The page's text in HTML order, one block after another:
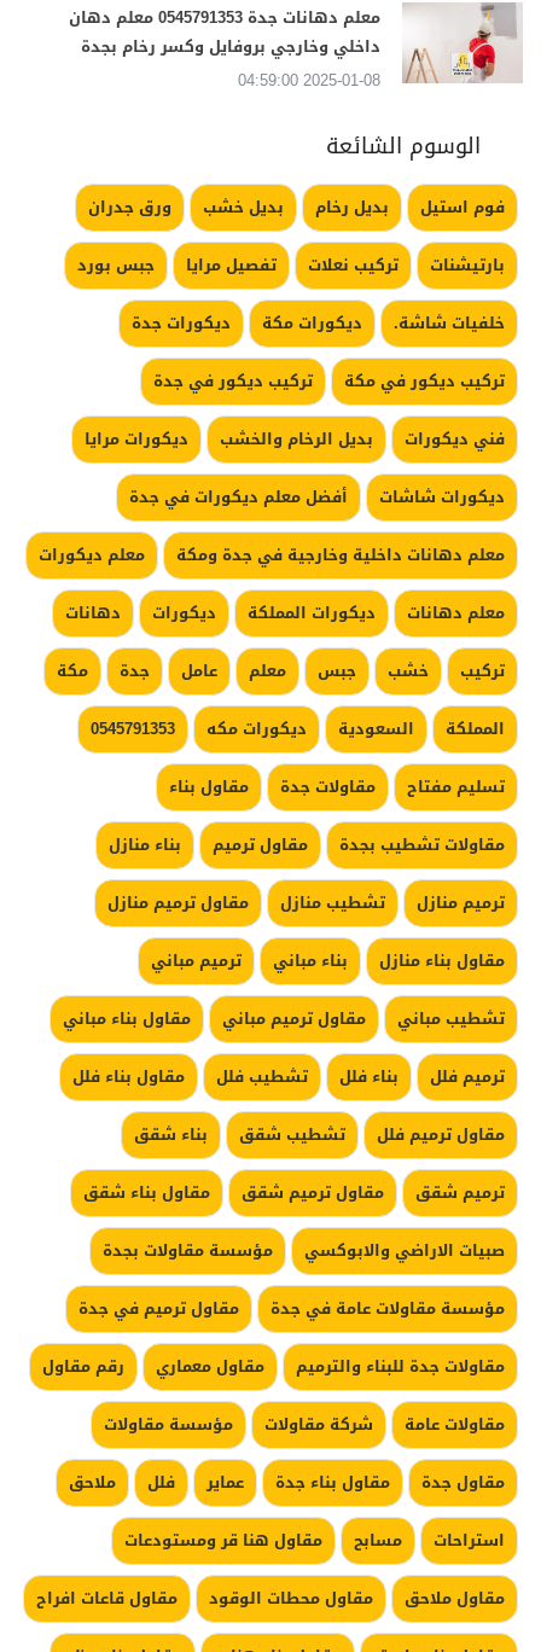
معلم دهانات جدة 0545791353 معلم دهان
داخلي وخارجي بروفايل وكسر رخام بجدة
2025-01-08 04:59:00
الوسوم الشائعة
فوم استيل بديل رخام بديل خشب
ورق جدران
بارتيشنات
تركيب نعلات تفصيل مرايا
جبس بورد
خلفيات شاشة.
ديكورات مكة
ديكورات جدة
تركيب ديكور في مكة
تركيب ديكور في جدة
فني ديكورات
بديل الرخام والخشب
ديكورات مرايا
ديكورات شاشات
أفضل معلم ديكورات في جدة
معلم دهانات داخلية وخارجية في جدة ومكة
معلم ديكورات
معلم دهانات
ديكورات المملكة ديكورات
دهانات
تركيب
خشب جبس معلم عامل جدة
مكة
المملكة
السعودية ديكورات مكه
0545791353
تسليم مفتاح
مقاولات جدة
مقاول بناء
مقاولات تشطيب بجدة
مقاول ترميم
بناء منازل
ترميم منازل
تشطيب منازل
مقاول ترميم منازل
مقاول بناء منازل
بناء مباني
ترميم مباني
تشطيب مباني
مقاول ترميم مباني
مقاول بناء مباني
ترميم فلل
بناء فلل تشطيب فلل
مقاول بناء فلل
مقاول ترميم فلل
تشطيب شقق
بناء شقق
ترميم شقق
مقاول ترميم شقق
مقاول بناء شقق
صبيات الاراضي والابوكسي
مؤسسة مقاولات بجدة
مؤسسة مقاولات عامة في جدة
مقاول ترميم في جدة
مقاولات جدة للبناء والترميم
مقاول معماري
رقم مقاول
مقاولات عامة
شركة مقاولات
مؤسسة مقاولات
مقاول جدة
مقاول بناء جدة عماير فلل
ملاحق
استراحات
مسابح
مقاول هنا قر ومستودعات
مقاول ملاحق
مقاول محطات الوقود
مقاول قاعات افراح